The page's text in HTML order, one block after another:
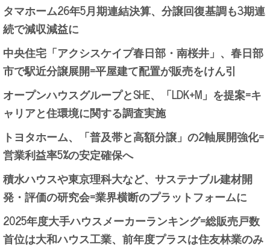
タマホーム26年5月期連結決算、分譲回復基調も3期連
続で減収減益に
中央住宅「アクシスケイプ春日部・南桜井」、春日部
市で駅近分譲展開=平屋建て配置が販売をけん引
オープンハウスグループとSHE、「LDK+M」を提案=キ
ャリアと住環境に関する調査実施
トヨタホーム、「普及帯と高額分譲」の2軸展開強化=
営業利益率5%の安定確保へ
積水ハウスや東京理科大など、サステナブル建材開
発・評価の研究会=業界横断のプラットフォームに
2025年度大手ハウスメーカーランキング=総販売戸数
首位は大和ハウス工業、前年度プラスは住友林業のみ